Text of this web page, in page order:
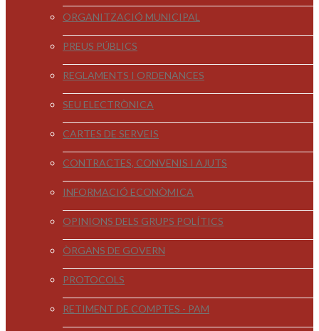
ORGANITZACIÓ MUNICIPAL
PREUS PÚBLICS
REGLAMENTS I ORDENANCES
SEU ELECTRÒNICA
CARTES DE SERVEIS
CONTRACTES, CONVENIS I AJUTS
INFORMACIÓ ECONÒMICA
OPINIONS DELS GRUPS POLÍTICS
ÒRGANS DE GOVERN
PROTOCOLS
RETIMENT DE COMPTES - PAM